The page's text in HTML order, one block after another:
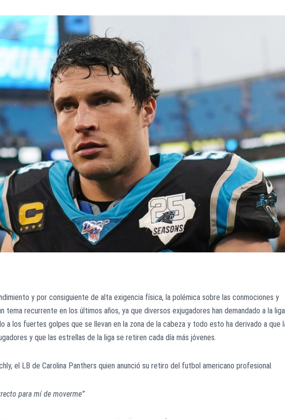
y por consiguiente de alta exigencia física, la polémica sobre las conmociones y
tema recurrente en los últimos años, ya que diversos exjugadores han demandado a la liga
a los fuertes golpes que se llevan en la zona de la cabeza y todo esto ha derivado a que
y que las estrellas de la liga se retiren cada día más jóvenes.
el LB de Carolina Panthers quien anunció su retiro del futbol americano profesional.
para mí de moverme”